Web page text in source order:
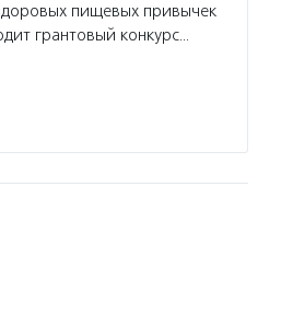
пищевых привычек
грантовый конкурс…